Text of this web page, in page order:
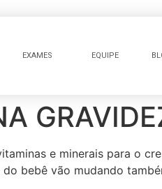
EXAMES EQUIPE
e minerais para o
bebê vão mudando